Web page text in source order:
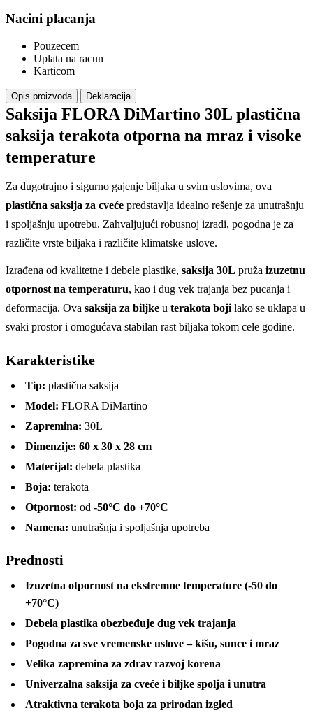
Nacini placanja
Pouzecem
Uplata na racun
Karticom
Opis proizvoda Deklaracija
Saksija FLORA DiMartino 30L plastična
saksija terakota otporna na mraz i visoke
temperature
Za dugotrajno i sigurno gajenje biljaka u svim uslovima, ova
plastična saksija za cveće predstavlja idealno rešenje za unutrašnju
i spoljašnju upotrebu. Zahvaljujući robusnoj izradi, pogodna je za
različite vrste biljaka i različite klimatske uslove.
Izrađena od kvalitetne i debele plastike, saksija 30L pruža izuzetnu
otpornost na temperaturu, kao i dug vek trajanja bez pucanja i
deformacija. Ova saksija za biljke u terakota boji lako se uklapa u
svaki prostor i omogućava stabilan rast biljaka tokom cele godine.
Karakteristike
Tip: plastična saksija
Model: FLORA DiMartino
Zapremina: 30L
Dimenzije: 60 x 30 x 28 cm
Materijal: debela plastika
Boja: terakota
Otpornost: od -50°C do +70°C
Namena: unutrašnja i spoljašnja upotreba
Prednosti
Izuzetna otpornost na ekstremne temperature (-50 do
+70°C)
Debela plastika obezbeđuje dug vek trajanja
Pogodna za sve vremenske uslove – kišu, sunce i mraz
Velika zapremina za zdrav razvoj korena
Univerzalna saksija za cveće i biljke spolja i unutra
Atraktivna terakota boja za prirodan izgled